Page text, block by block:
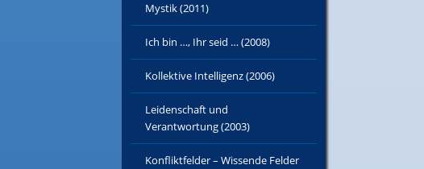
Mystik (2011)
Ich bin …, Ihr seid … (2008)
Kollektive Intelligenz (2006)
Leidenschaft und
Verantwortung (2003)
Konfliktfelder – Wissende Felder